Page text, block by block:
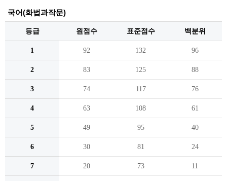
국어(화법과작문)
등급 원점수 표준점수 백분위
1 92 132 96
2 83 125 88
3 74 117 76
4 63 108 61
5 49 95 40
6 30 81 24
7 20 73 11